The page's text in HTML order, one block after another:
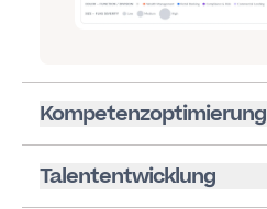
Kompetenzoptimierung
Talententwicklung